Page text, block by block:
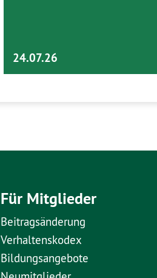
24.07.26
Für Mitglieder
Beitragsänderung
Verhaltenskodex
Bildungsangebote